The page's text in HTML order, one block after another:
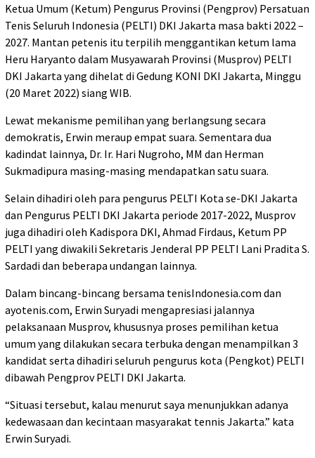
Ketua Umum (Ketum) Pengurus Provinsi (Pengprov) Persatuan
Tenis Seluruh Indonesia (PELTI) DKI Jakarta masa bakti 2022 –
2027. Mantan petenis itu terpilih menggantikan ketum lama
Heru Haryanto dalam Musyawarah Provinsi (Musprov) PELTI
DKI Jakarta yang dihelat di Gedung KONI DKI Jakarta, Minggu
(20 Maret 2022) siang WIB.
Lewat mekanisme pemilihan yang berlangsung secara
demokratis, Erwin meraup empat suara. Sementara dua
kadindat lainnya, Dr. Ir. Hari Nugroho, MM dan Herman
Sukmadipura masing-masing mendapatkan satu suara.
Selain dihadiri oleh para pengurus PELTI Kota se-DKI Jakarta
dan Pengurus PELTI DKI Jakarta periode 2017-2022, Musprov
juga dihadiri oleh Kadispora DKI, Ahmad Firdaus, Ketum PP
PELTI yang diwakili Sekretaris Jenderal PP PELTI Lani Pradita S.
Sardadi dan beberapa undangan lainnya.
Dalam bincang-bincang bersama tenisIndonesia.com dan
ayotenis.com, Erwin Suryadi mengapresiasi jalannya
pelaksanaan Musprov, khususnya proses pemilihan ketua
umum yang dilakukan secara terbuka dengan menampilkan 3
kandidat serta dihadiri seluruh pengurus kota (Pengkot) PELTI
dibawah Pengprov PELTI DKI Jakarta.
“Situasi tersebut, kalau menurut saya menunjukkan adanya
kedewasaan dan kecintaan masyarakat tennis Jakarta.” kata
Erwin Suryadi.